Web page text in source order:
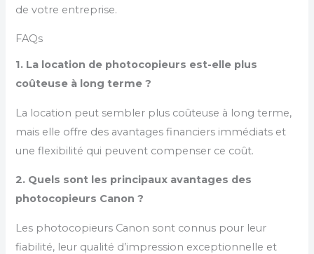
de votre entreprise.
FAQs
1. La location de photocopieurs est-elle plus
coûteuse à long terme ?
La location peut sembler plus coûteuse à long terme,
mais elle offre des avantages financiers immédiats et
une flexibilité qui peuvent compenser ce coût.
2. Quels sont les principaux avantages des
photocopieurs Canon ?
Les photocopieurs Canon sont connus pour leur
fiabilité, leur qualité d’impression exceptionnelle et